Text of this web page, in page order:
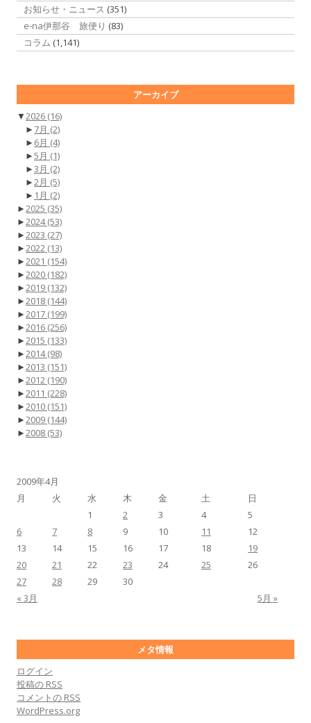
お知らせ・ニュース (351)
e-na伊那谷 旅便り (83)
コラム (1,141)
アーカイブ
▼2026 (16)
► 7月 (2)
► 6月 (4)
►5月 (1)
►3月 (2)
►2月 (5)
► 1月 (2)
►2025 (35)
►2024(53)
►2023 (27)
►2022 (13)
►2021 (154)
►2020 (182)
►2019 (132)
►2018 (144)
►2017 (199)
►2016 (256)
►2015 (133)
►2014(98)
►2013 (151)
►2012 (190)
►2011 (228)
►2010 (151)
►2009 (144)
►2008 (53)
2009年4月
月
火 水 木 金 土 日
« 3月 5月 »
1 2 3 4
5
6
7 8 9 10 11
12
13
14 15 16 17 18
19
20
21 22 23 24 25
26
27
28 29 30
メタ情報
ログイン
投稿の RSS
コメントの RSS
WordPress.org